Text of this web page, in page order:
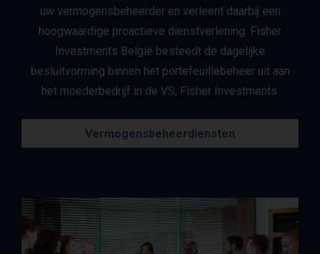
uw vermogensbeheerder en verleent daarbij een
hoogwaardige proactieve dienstverlening. Fisher
Investments België besteedt de dagelijke
besluitvorming binnen het portefeuillebeheer uit aan
het moederbedrijf in de VS, Fisher Investments.
Vermogensbeheerdiensten